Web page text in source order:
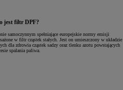
jest filtr DPF?
samoczynnym spełniające europejskie normy emisji
w filtr cząstek stałych. Jest on umieszczony w układzie
dla zdrowia cząstek sadzy oraz tlenku azotu powstających
spalania paliwa.